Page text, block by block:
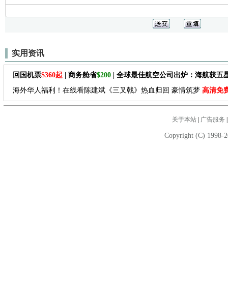
实用资讯
回国机票$360起 | 商务舱省$200 | 全球最佳航空公司出炉：海航获五
海外华人福利！在线看陈建斌《三叉戟》热血归回 豪情筑梦 高清免
关于本站| 广告服务
Copyright (C) 1998-